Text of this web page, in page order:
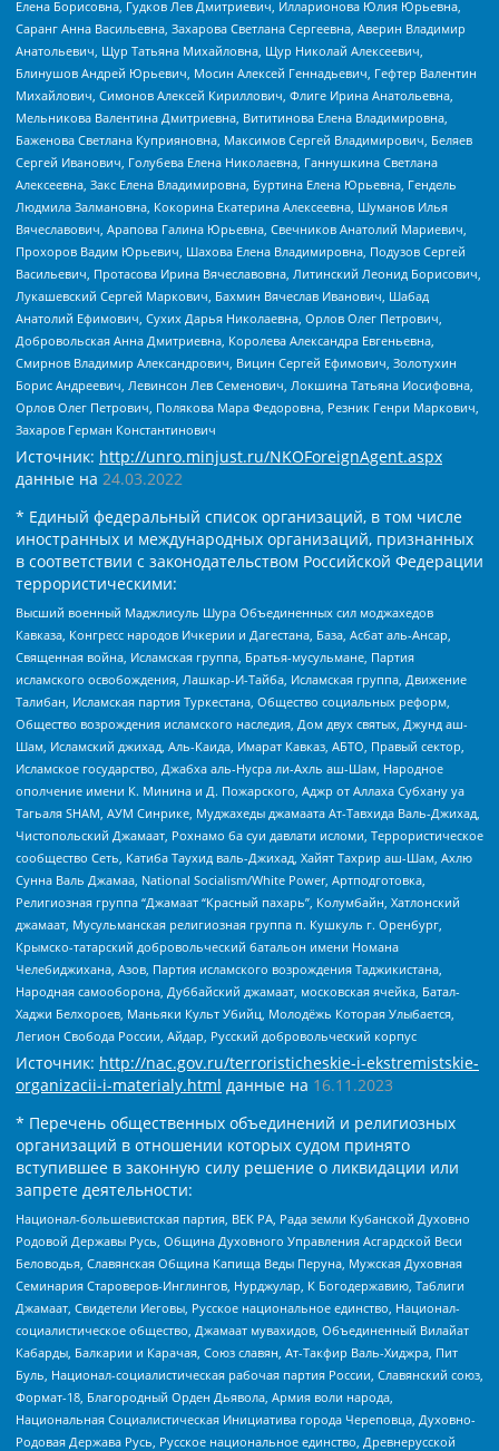
Елена Борисовна, Гудков Лев Дмитриевич, Илларионова Юлия Юрьевна,
Саранг Анна Васильевна, Захарова Светлана Сергеевна, Аверин Владимир
Анатольевич, Щур Татьяна Михайловна, Щур Николай Алексеевич,
Блинушов Андрей Юрьевич, Мосин Алексей Геннадьевич, Гефтер Валентин
Михайлович, Симонов Алексей Кириллович, Флиге Ирина Анатольевна,
Мельникова Валентина Дмитриевна, Вититинова Елена Владимировна,
Баженова Светлана Куприяновна, Максимов Сергей Владимирович, Беляев
Сергей Иванович, Голубева Елена Николаевна, Ганнушкина Светлана
Алексеевна, Закс Елена Владимировна, Буртина Елена Юрьевна, Гендель
Людмила Залмановна, Кокорина Екатерина Алексеевна, Шуманов Илья
Вячеславович, Арапова Галина Юрьевна, Свечников Анатолий Мариевич,
Прохоров Вадим Юрьевич, Шахова Елена Владимировна, Подузов Сергей
Васильевич, Протасова Ирина Вячеславовна, Литинский Леонид Борисович,
Лукашевский Сергей Маркович, Бахмин Вячеслав Иванович, Шабад
Анатолий Ефимович, Сухих Дарья Николаевна, Орлов Олег Петрович,
Добровольская Анна Дмитриевна, Королева Александра Евгеньевна,
Смирнов Владимир Александрович, Вицин Сергей Ефимович, Золотухин
Борис Андреевич, Левинсон Лев Семенович, Локшина Татьяна Иосифовна,
Орлов Олег Петрович, Полякова Мара Федоровна, Резник Генри Маркович,
Захаров Герман Константинович
Источник: http://unro.minjust.ru/NKOForeignAgent.aspx
данные на 24.03.2022
* Единый федеральный список организаций, в том числе
иностранных и международных организаций, признанных
в соответствии с законодательством Российской Федерации
террористическими:
Высший военный Маджлисуль Шура Объединенных сил моджахедов
Кавказа, Конгресс народов Ичкерии и Дагестана, База, Асбат аль-Ансар,
Священная война, Исламская группа, Братья-мусульмане, Партия
исламского освобождения, Лашкар-И-Тайба, Исламская группа, Движение
Талибан, Исламская партия Туркестана, Общество социальных реформ,
Общество возрождения исламского наследия, Дом двух святых, Джунд аш-
Шам, Исламский джихад, Аль-Каида, Имарат Кавказ, АБТО, Правый сектор,
Исламское государство, Джабха аль-Нусра ли-Ахль аш-Шам, Народное
ополчение имени К. Минина и Д. Пожарского, Аджр от Аллаха Субхану уа
Тагьаля SHAM, АУМ Синрике, Муджахеды джамаата Ат-Тавхида Валь-Джихад,
Чистопольский Джамаат, Рохнамо ба суи давлати исломи, Террористическое
сообщество Сеть, Катиба Таухид валь-Джихад, Хайят Тахрир аш-Шам, Ахлю
Сунна Валь Джамаа, National Socialism/White Power, Артподготовка,
Религиозная группа “Джамаат “Красный пахарь”, Колумбайн, Хатлонский
джамаат, Мусульманская религиозная группа п. Кушкуль г. Оренбург,
Крымско-татарский добровольческий батальон имени Номана
Челебиджихана, Азов, Партия исламского возрождения Таджикистана,
Народная самооборона, Дуббайский джамаат, московская ячейка, Батал-
Хаджи Белхороев, Маньяки Культ Убийц, Молодёжь Которая Улыбается,
Легион Свобода России, Айдар, Русский добровольческий корпус
Источник: http://nac.gov.ru/terroristicheskie-i-ekstremistskie-
organizacii-i-materialy.html данные на 16.11.2023
* Перечень общественных объединений и религиозных
организаций в отношении которых судом принято
вступившее в законную силу решение о ликвидации или
запрете деятельности:
Национал-большевистская партия, ВЕК РА, Рада земли Кубанской Духовно
Родовой Державы Русь, Община Духовного Управления Асгардской Веси
Беловодья, Славянская Община Капища Веды Перуна, Мужская Духовная
Семинария Староверов-Инглингов, Нурджулар, К Богодержавию, Таблиги
Джамаат, Свидетели Иеговы, Русское национальное единство, Национал-
социалистическое общество, Джамаат мувахидов, Объединенный Вилайат
Кабарды, Балкарии и Карачая, Союз славян, Ат-Такфир Валь-Хиджра, Пит
Буль, Национал-социалистическая рабочая партия России, Славянский союз,
Формат-18, Благородный Орден Дьявола, Армия воли народа,
Национальная Социалистическая Инициатива города Череповца, Духовно-
Родовая Держава Русь, Русское национальное единство, Древнерусской